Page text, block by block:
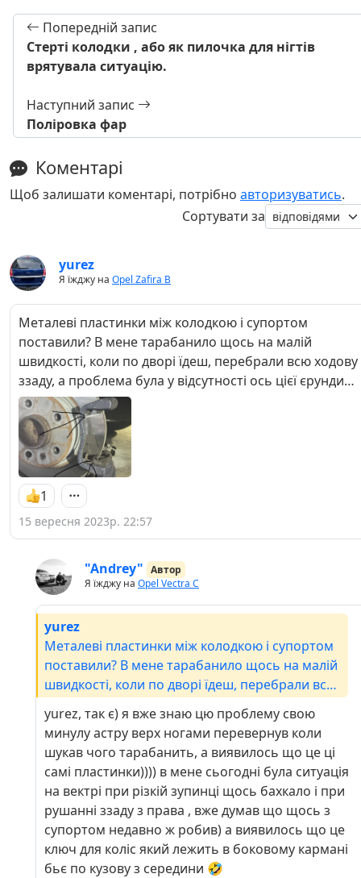
Попередній запис
Стерті колодки , або як пилочка для нігтів
врятувала ситуацію.
Наступний запис
Поліровка фар
Коментарі
Щоб залишати коментарі, потрібно авторизуватись.
Сортувати за
yurez
Я їжджу на Opel Zafira B
Металеві пластинки між колодкою і супортом
поставили? В мене тарабанило щось на малій
швидкості, коли по дворі їдеш, перебрали всю ходову
ззаду, а проблема була у відсутності ось цієї єрунди…
1
15 вересня 2023р. 22:57
"Andrey" Автор
Я їжджу на Opel Vectra C
yurez
Металеві пластинки між колодкою і супортом
поставили? В мене тарабанило щось на малій
швидкості, коли по дворі їдеш, перебрали всю
ходову ззаду, а проблема була у відсутності ось
цієї єрунди…
yurez, так є) я вже знаю цю проблему свою
минулу астру верх ногами перевернув коли
шукав чого тарабанить, а виявилось що це ці
самі пластинки)))) в мене сьогодні була ситуація
на вектрі при різкій зупинці щось бахкало і при
рушанні ззаду з права , вже думав що щось з
супортом недавно ж робив) а виявилось що це
ключ для коліс який лежить в боковому кармані
бьє по кузову з середини 🤣